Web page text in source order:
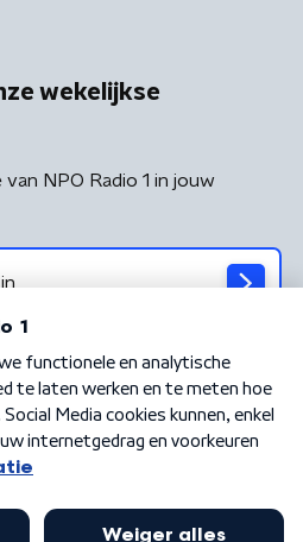
wekelijkse
NPO Radio 1 in jouw